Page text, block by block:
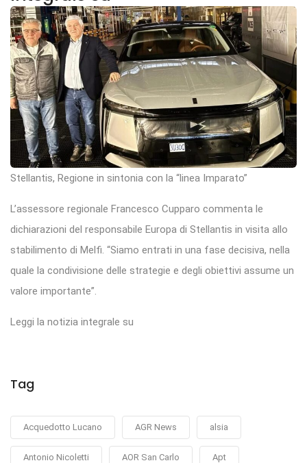
Stellantis, Regione in sintonia con la “linea Imparato”
L’assessore regionale Francesco Cupparo commenta le
dichiarazioni del responsabile Europa di Stellantis in visita allo
stabilimento di Melfi. “Siamo entrati in una fase decisiva, nella
quale la condivisione delle strategie e degli obiettivi assume un
valore importante”.
Leggi la notizia integrale su
Tag
Acquedotto Lucano AGR News alsia
Antonio Nicoletti AOR San Carlo Apt